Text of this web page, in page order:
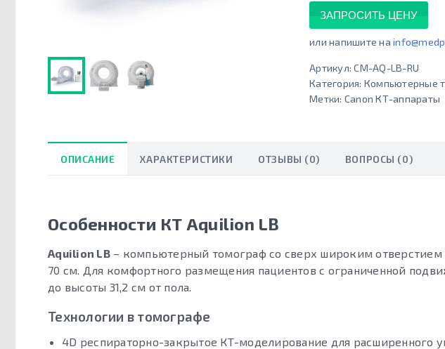
ЗАПРОСИТЬ ЦЕНУ
или напишите на
Артикул:CM-AQ-LB-RU
Категория: Компьютерные
Метки: Canon КТ-аппараты
ОПИСАНИЕ ХАРАКТЕРИСТИКИ ОТЗЫВЫ (0) ВОПРОСЫ (0)
Особенности КТ Aquilion LB
Aquilion LB– компьютерный томограф со сверх широким отверстием
70 см. Для комфортного размещения пациентов с ограниченной
до высоты 31,2 см от пола.
Технологии в томографе
4D респираторно-закрытое КТ-моделирование для расширенного